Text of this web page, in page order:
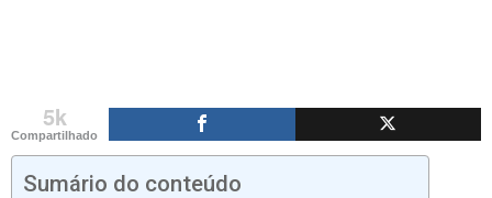
5k
Compartilhado
Sumário do conteúdo